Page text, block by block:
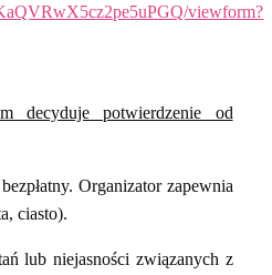
viewform?
decyduje potwierdzenie od
Organizator zapewnia
ciasto).
lub niejasności związanych z